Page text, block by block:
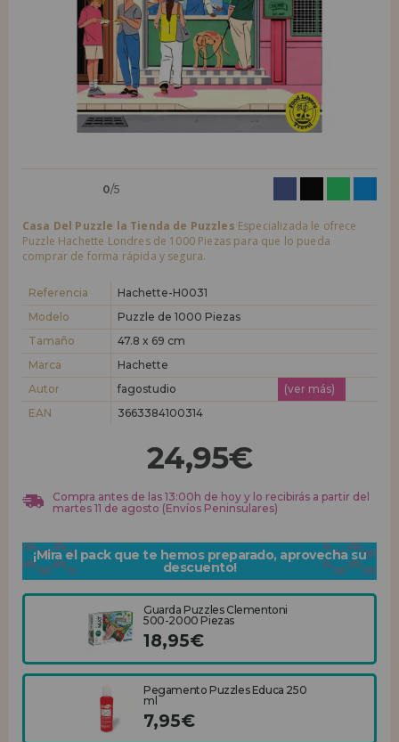
LIQUIDACIONES
INFORMACIÓN
955 333 133
Quiero registrarme como
nuevo cliente
Al crear una cuenta en casadelpuzzle.com podrás realizar tus compras
rápidamente en nuestra tienda virtual, revisar el estado de tus pedidos
y consultar tus operaciones anteriores.
¡Adelante! Te estábamos esperando.
nuevo distribuidor
¿Eres Profesional o Empresa?. ¿Quieres vender en tu negocio
condiciones de ventas con descuentos especiales para la distribución.
¡Adelante! Te estábamos esperando.
0/5
Casa Del Puzzle la Tienda de Puzzles Especializada le ofrece
Puzzle Hachette Londres de 1000 Piezas para que lo pueda
comprar de forma rápida y segura.
Referencia
Hachette-H0031
Modelo
Puzzle de 1000 Piezas
Tamaño
47.8 x 69 cm
Marca
Hachette
Autor
fagostudio
(ver más)
EAN
3663384100314
24,95€
Compra antes de las 13:00h de hoy y lo recibirás a partir del
martes 11 de agosto (Envíos Peninsulares)
¡Mira el pack que te hemos preparado, aprovecha su
descuento!
Guarda Puzzles Clementoni
500-2000 Piezas
18,95€
Pegamento Puzzles Educa 250
ml
7,95€